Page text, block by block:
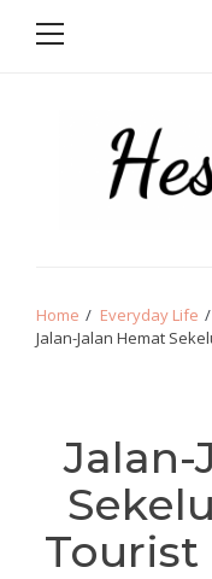
Home
Everyday Life
Jalan-Jalan Hemat
Jalan-
Tourist